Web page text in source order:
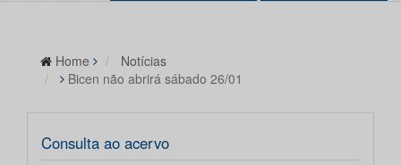
Home
Notícias
Bicen não abrirá sábado 26/01
Consulta ao acervo